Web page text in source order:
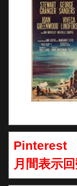
Pinterest
月間表示